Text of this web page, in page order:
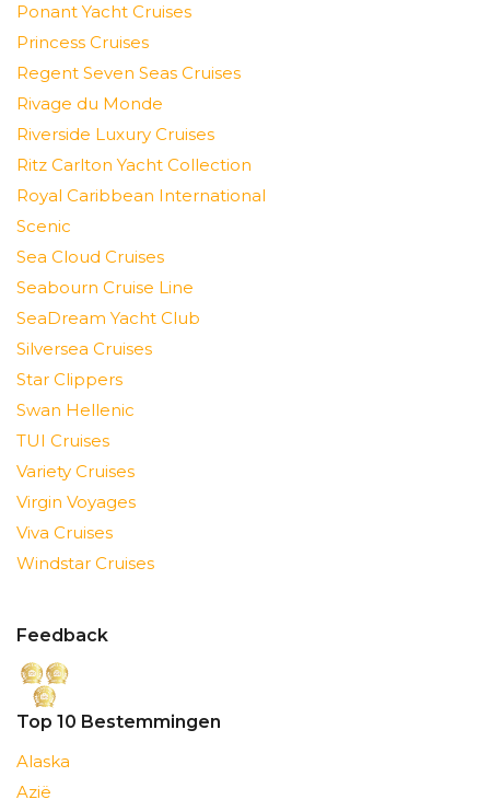
Ponant Yacht Cruises
Princess Cruises
Regent Seven Seas Cruises
Rivage du Monde
Riverside Luxury Cruises
Ritz Carlton Yacht Collection
Royal Caribbean International
Scenic
Sea Cloud Cruises
Seabourn Cruise Line
SeaDream Yacht Club
Silversea Cruises
Star Clippers
Swan Hellenic
TUI Cruises
Variety Cruises
Virgin Voyages
Viva Cruises
Windstar Cruises
Feedback
Top 10 Bestemmingen
Alaska
Azië